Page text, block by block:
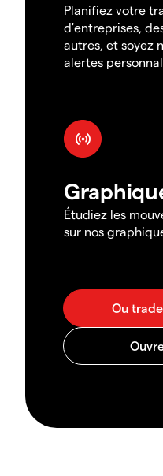
Planifiez votre
d'entreprises,
autres, et soyez
alertes
Étudiez les
sur nos